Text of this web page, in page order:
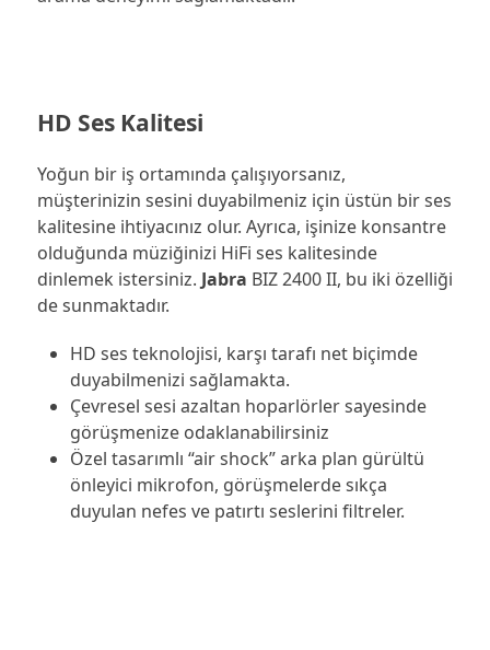
HD Ses Kalitesi
Yoğun bir iş ortamında çalışıyorsanız,
müşterinizin sesini duyabilmeniz için üstün bir ses
kalitesine ihtiyacınız olur. Ayrıca, işinize konsantre
olduğunda müziğinizi HiFi ses kalitesinde
dinlemek istersiniz. Jabra BIZ 2400 II, bu iki özelliği
de sunmaktadır.
HD ses teknolojisi, karşı tarafı net biçimde
duyabilmenizi sağlamakta.
Çevresel sesi azaltan hoparlörler sayesinde
görüşmenize odaklanabilirsiniz
Özel tasarımlı “air shock” arka plan gürültü
önleyici mikrofon, görüşmelerde sıkça
duyulan nefes ve patırtı seslerini filtreler.